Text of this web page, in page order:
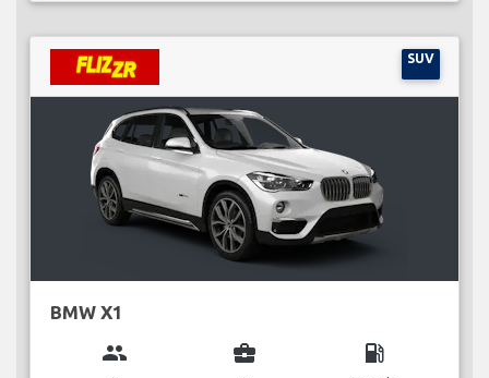
SUV
BMW X1
group business_center local_gas_station